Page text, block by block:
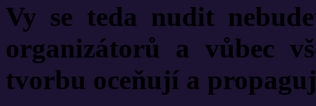
Vy se teda nudit
organizátorů a vůbec
tvorbu oceňují a